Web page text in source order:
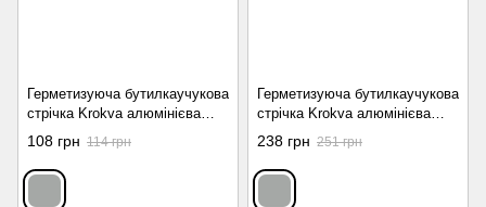
Герметизуюча бутилкаучукова
стрічка Krokva алюмінієва
50мм х 3м
108 грн 114 грн
Герметизуюча бутилкаучукова
стрічка Krokva алюмінієва
50мм x 10м
238 грн 251 грн